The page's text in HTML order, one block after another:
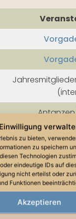
Einwilligung
zu bieten,
zu speichern
Technologien
eindeutige IDs auf
nicht erteilst oder
Funktionen
Akzeptieren
Tag der
Sturm